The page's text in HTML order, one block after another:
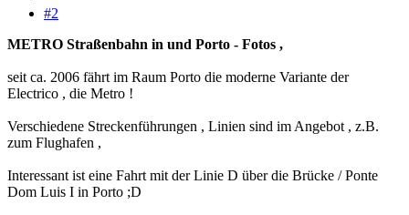
#2
METRO Straßenbahn in und Porto - Fotos ,
seit ca. 2006 fährt im Raum Porto die moderne Variante der
Electrico , die Metro !
Verschiedene Streckenführungen , Linien sind im Angebot , z.B.
zum Flughafen ,
Interessant ist eine Fahrt mit der Linie D über die Brücke / Ponte
Dom Luis I in Porto ;D